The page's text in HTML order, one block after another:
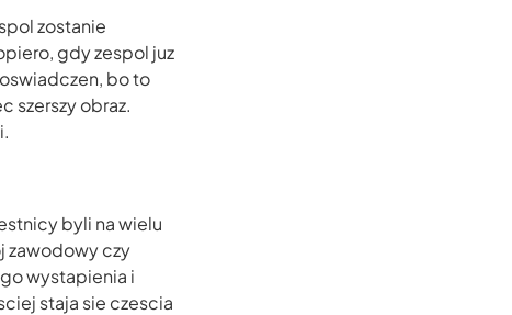
zostanie
gdy zespol juz
bo to
szerszy obraz.
byli na wielu
zawodowy czy
wystapienia i
staja sie czescia